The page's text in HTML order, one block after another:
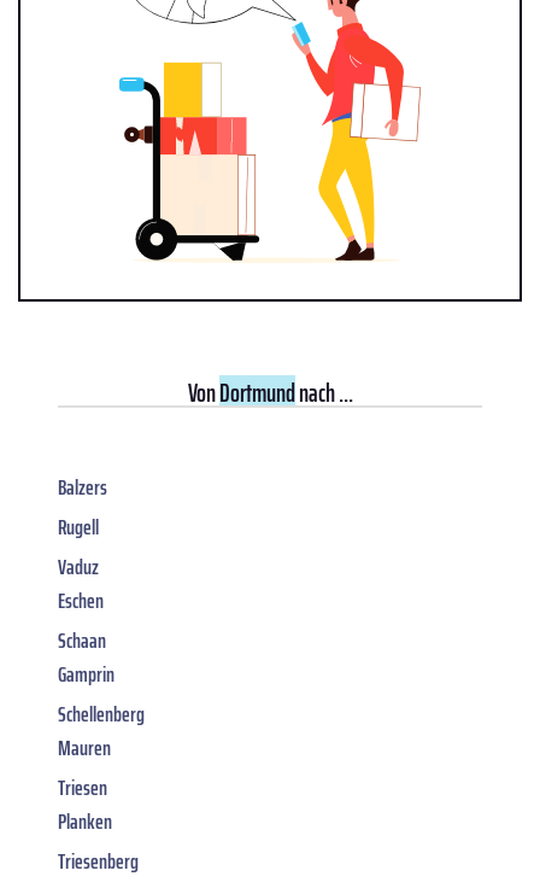
VonDortmundnach ...
Balzers
Rugell
Vaduz
Eschen
Schaan
Gamprin
Schellenberg
Mauren
Triesen
Planken
Triesenberg